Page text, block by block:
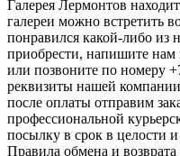
Галерея Лермонтов
галереи можно встретить
понравился какой-либо из
приобрести, напишите нам
или позвоните по номеру
реквизиты нашей
после оплаты отправим
профессиональной
посылку в срок в целости
Правила обмена и возврата